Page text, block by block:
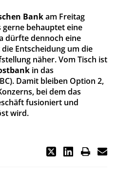
Bankam Freitag
gerne behauptet eine
dürfte dennoch eine
Entscheidung um die
näher. Vom Tisch ist
in das
Damit bleiben Option 2,
bei dem das
fusioniert und
wird.